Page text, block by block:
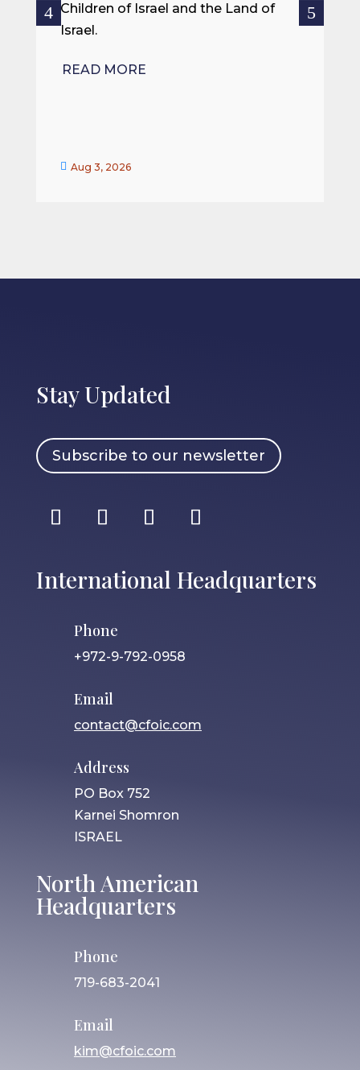
Children of Israel and the Land of
Israel.
READ MORE
 Aug 3, 2026
Stay Updated
Subscribe to our newsletter
International Headquarters
Phone
+972-9-792-0958
Email
contact@cfoic.com
Address
PO Box 752
Karnei Shomron
ISRAEL
North American
Headquarters
Phone
719-683-2041
Email
kim@cfoic.com